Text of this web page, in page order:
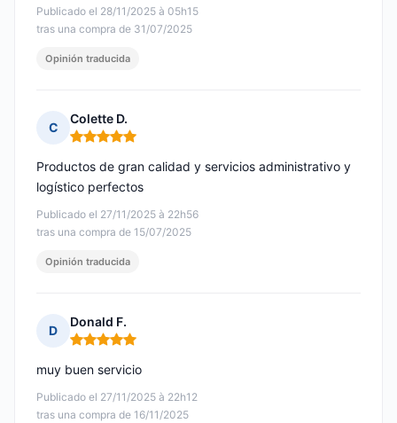
Publicado el 28/11/2025 à 05h15
tras una compra de 31/07/2025
Opinión traducida
C
Colette D.
Nota: 5 de 5
Publicado el 27/11/2025 à 22h56
tras una compra de 15/07/2025
Productos de gran calidad y servicios administrativo y
logístico perfectos
Opinión traducida
D
Donald F.
Nota: 5 de 5
Publicado el 27/11/2025 à 22h12
tras una compra de 16/11/2025
muy buen servicio